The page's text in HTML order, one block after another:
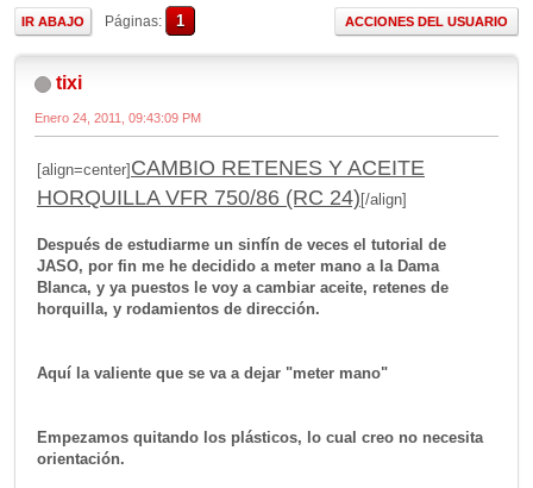
IR ABAJO Páginas 1 ACCIONES DEL USUARIO
tixi
Enero 24, 2011, 09:43:09 PM
[align=center]CAMBIO RETENES Y ACEITE
HORQUILLA VFR 750/86 (RC 24)[/align]
Después de estudiarme un sinfín de veces el tutorial de
JASO, por fin me he decidido a meter mano a la Dama
Blanca, y ya puestos le voy a cambiar aceite, retenes de
horquilla, y rodamientos de dirección.
Aquí la valiente que se va a dejar "meter mano"
Empezamos quitando los plásticos, lo cual creo no necesita
orientación.